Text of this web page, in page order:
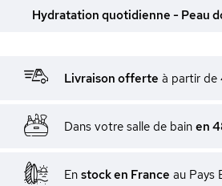
Hydratation quotidienne - Peau
Livraison offerte à partir de
Dans votre salle de bain en
En stock en France au Pays